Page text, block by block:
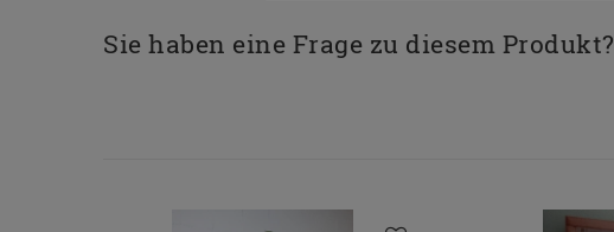
Sie haben eine Frage zu diesem Produkt?